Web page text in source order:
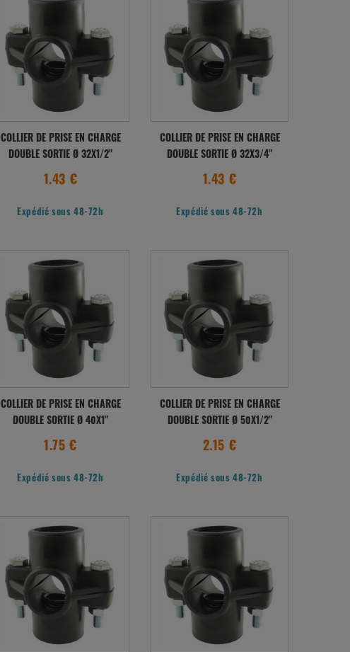
COLLIER DE PRISE EN CHARGE
DOUBLE SORTIE Ø 32X1/2"
1.43 €
Expédié sous 48-72h
COLLIER DE PRISE EN CHARGE
DOUBLE SORTIE Ø 32X3/4"
1.43 €
Expédié sous 48-72h
COLLIER DE PRISE EN CHARGE
DOUBLE SORTIE Ø 40X1"
1.75 €
Expédié sous 48-72h
COLLIER DE PRISE EN CHARGE
DOUBLE SORTIE Ø 50X1/2"
2.15 €
Expédié sous 48-72h